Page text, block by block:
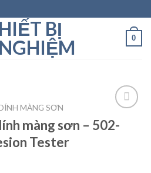
0
MÀNG SƠN
màng sơn – 502-
Tester